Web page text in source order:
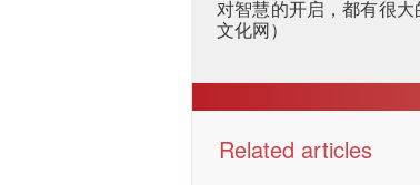
对智慧的开启，都有很
文化网）
Related articles